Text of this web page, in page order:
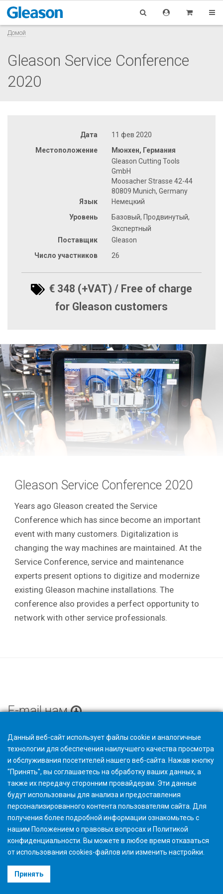
Домой
Gleason Service Conference
2020
Дата
11 фев 2020
Местоположение
Мюнхен, Германия
Gleason Cutting Tools
GmbH
Moosacher Strasse 42-44
80809 Munich, Germany
Язык
Немецкий
Уровень
Базовый, Продвинутый,
Экспертный
Поставщик
Gleason
Число участников
26
€ 348 (+VAT) / Free of charge
for Gleason customers
Gleason Service Conference 2020
Years ago Gleason created the Service
Conference which has since become an important
event with many customers. Digitalization is
changing the way machines are maintained. At the
Service Conference, service and maintenance
experts present options to digitize and modernize
existing Gleason machine installations. The
conference also provides a perfect opportunity to
network with other service professionals.
E-mail нам
Условия использования
Данный веб-сайт использует файлы cookie и аналогичные
технологии для обеспечения наилучшего качества просмотра
и обслуживания посетителей нашего веб-сайта. Нажав кнопку
"Принять", вы соглашаетесь на обработку ваших данных, а
также их передачу сторонним провайдерам. Эти данные
будут использованы для анализа и предоставления
персонализированного контента пользователям сайта. Для
получения более подробной информации ознакомьтесь с
нашим Положением о правовых вопросахи Политикой
конфиденциальности . Вы можете в любое время отказаться
от использования cookies-файлов или изменить настройки
Принять